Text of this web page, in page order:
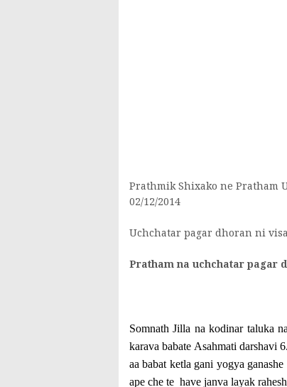
Prathmik Shixako ne Pratham
02/12/2014
Uchchatar pagar dhoran ni
Pratham na uchchatar pagar
Somnath Jilla na kodinar taluka
karava babate Asahmati darshavi
aa babat ketla gani yogya
ape che te have janva layak